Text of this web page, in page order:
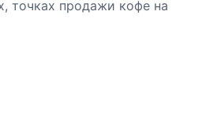
точках продажи кофе на